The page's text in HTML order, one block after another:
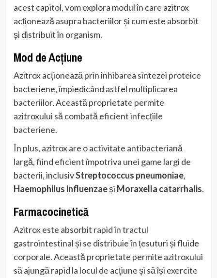
acest capitol, vom explora modul în care azitrox
acționează asupra bacteriilor și cum este absorbit
și distribuit în organism.
Mod de Acțiune
Azitrox acționează prin inhibarea sintezei proteice
bacteriene, împiedicând astfel multiplicarea
bacteriilor. Această proprietate permite
azitroxului să combată eficient infecțiile
bacteriene.
În plus, azitrox are o activitate antibacteriană
largă, fiind eficient împotriva unei game largi de
bacterii, inclusivStreptococcus pneumoniae,
Haemophilus influenzaeși Moraxella catarrhalis.
Farmacocinetică
Azitrox este absorbit rapid în tractul
gastrointestinal și se distribuie în țesuturi și fluide
corporale. Această proprietate permite azitroxului
să ajungă rapid la locul de acțiune și să își exercite